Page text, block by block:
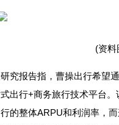
(资料
究报告指，曹操出行希望
出行+商务旅行技术平台
的整体ARPU和利润率，